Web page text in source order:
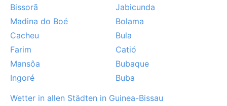
Bissorã
Jabicunda
Madina do Boé
Bolama
Cacheu
Bula
Farim
Catió
Mansôa
Bubaque
Ingoré
Buba
Wetter in allen Städten in Guinea-Bissau